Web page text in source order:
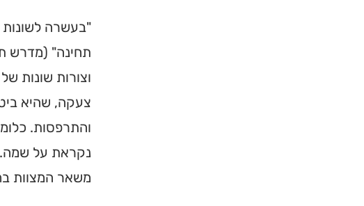
"בעשרה
תחינה" (מדרש
וצורות שונות
צעקה, שהיא
והתרפסות.
נקראת על שמה.
משאר המצוות